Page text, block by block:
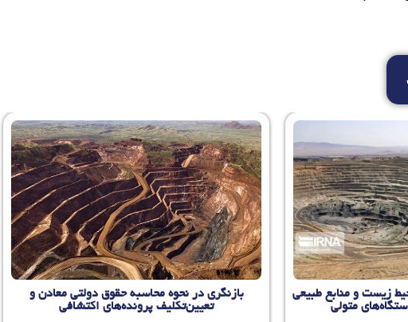
زیست و منابع طبیعی
متولی
بازنگری در نحوه محاسبه حقوق دولتی معادن و
تعیین‌تکلیف پرونده‌های اکتشافی